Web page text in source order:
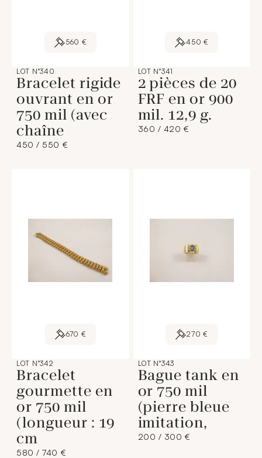
560 €
LOT N°340
Bracelet rigide
ouvrant en or
750 mil (avec
chaîne
450 / 550 €
450 €
LOT N°341
2 pièces de 20
FRF en or 900
mil. 12,9 g.
360 / 420 €
670 €
LOT N°342
Bracelet
gourmette en
or 750 mil
(longueur : 19
cm
580 / 740 €
270 €
LOT N°343
Bague tank en
or 750 mil
(pierre bleue
imitation,
200 / 300 €